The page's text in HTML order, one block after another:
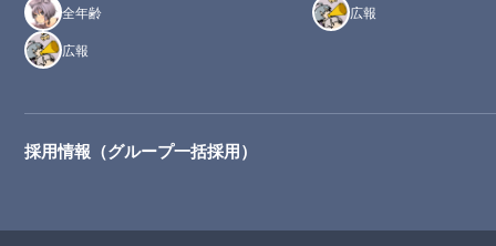
全年齢
広報
広報
採用情報（グループ一括採用）